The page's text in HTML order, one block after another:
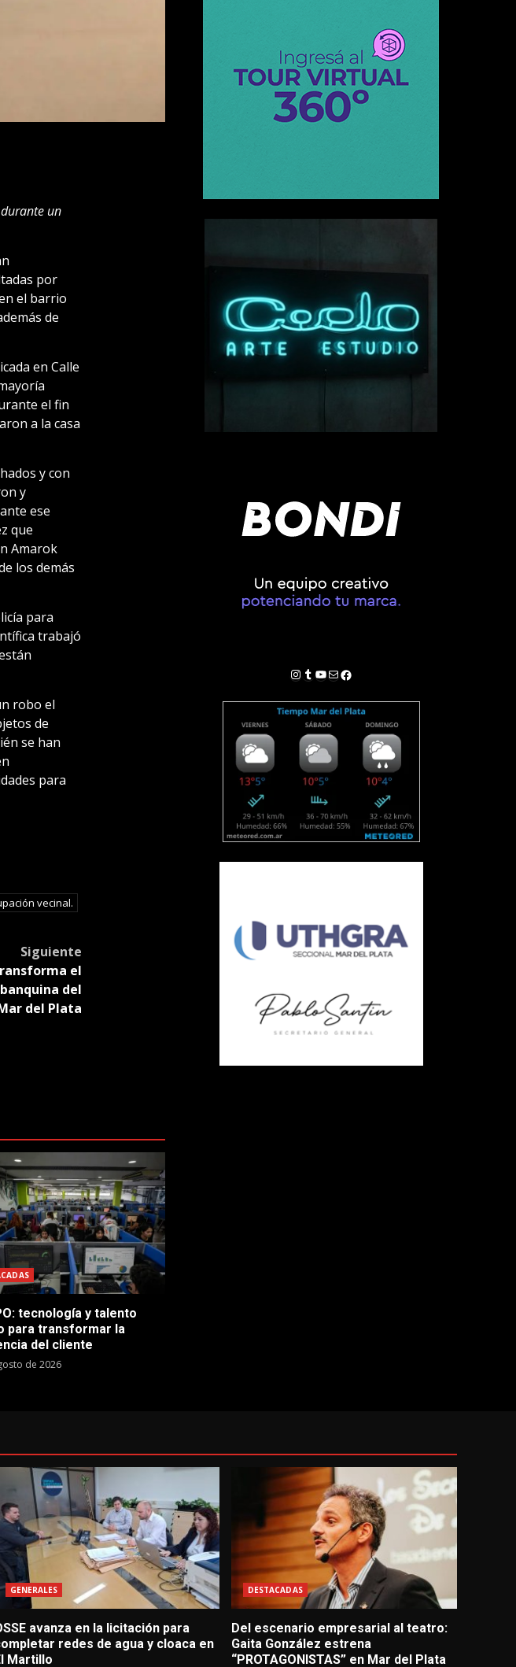
un
por
el barrio
de
en Calle
el fin
a la casa
y con
y
ese
que
Amarok
los demás
para
trabajó
robo el
de
se han
para
vecinal.
Siguiente
el
del
del Plata
tecnología y talento
para transformar la
del cliente
de 2026
Instagram
Tumblr
YouTube
Correo electrónico
Facebook
GENERALES
avanza en la licitación para
redes de agua y cloaca en
Martillo
DESTACADAS
Del escenario empresarial al teatro:
Gaita González estrena
“PROTAGONISTAS” en Mar del Plata